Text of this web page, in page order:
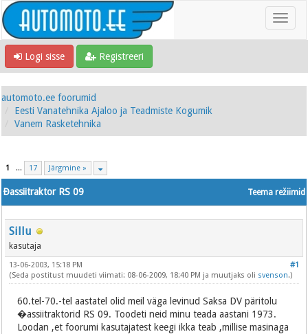
Logi sisse Registreeri
automoto.ee foorumid
Eesti Vanatehnika Ajaloo ja Teadmiste Kogumik
Vanem Rasketehnika
1 ... 17 Järgmine »
Teema režiimid
Ðassiitraktor RS 09
Sillu
kasutaja
#1
13-06-2003, 15:18 PM
(Seda postitust muudeti viimati: 08-06-2009, 18:40 PM ja muutjaks oli svenson.)
60.tel-70.-tel aastatel olid meil väga levinud Saksa DV päritolu
�assiitraktorid RS 09. Toodeti neid minu teada aastani 1973.
Loodan ,et foorumi kasutajatest keegi ikka teab ,millise masinaga